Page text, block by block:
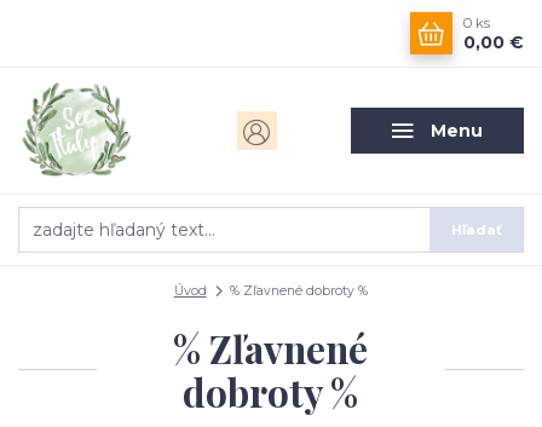
Menu
Hľadať
0 ks
0,00 €
Úvod % Zľavnené dobroty %
% Zľavnené
dobroty %